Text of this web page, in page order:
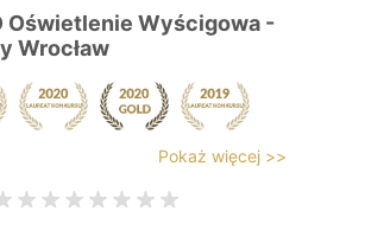
Oświetlenie Wyścigowa -
Wrocław
Pokaż więcej >>